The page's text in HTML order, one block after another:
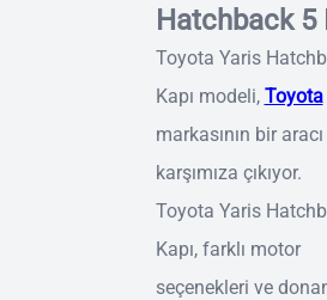
Hatchback 5
Toyota Yaris
Kapı modeli, Toyota
markasının bir
karşımıza çıkıyor.
Toyota Yaris
Kapı, farklı motor
seçenekleri ve